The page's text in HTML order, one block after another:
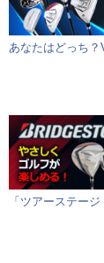
あなたはどっち
「ツアーステー